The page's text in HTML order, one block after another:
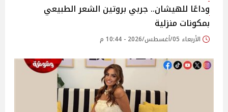
وداعًا للهيشان.. جربي بروتين الشعر الطبيعي
بمكونات منزلية
الأربعاء 05/أغسطس/2026 - 10:44 م